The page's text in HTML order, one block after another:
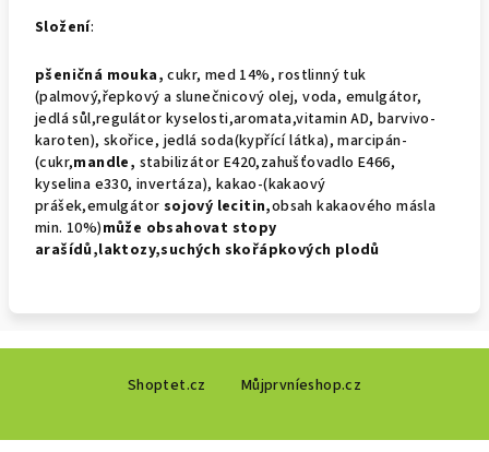
Složení:
pšeničná mouka,cukr, med 14%, rostlinný tuk
(palmový,řepkový a slunečnicový olej, voda, emulgátor,
jedlá sůl,regulátor kyselosti,aromata,vitamin AD, barvivo-
karoten), skořice, jedlá soda(kypřící látka), marcipán-
(cukr,mandle, stabilizátor E420,zahušťovadlo E466,
kyselina e330, invertáza), kakao-(kakaový
prášek,emulgátor sojový lecitin,obsah kakaového másla
min. 10%)může obsahovat stopy
arašídů,laktozy,suchých skořápkových plodů
Shoptet.cz Můjprvníeshop.cz